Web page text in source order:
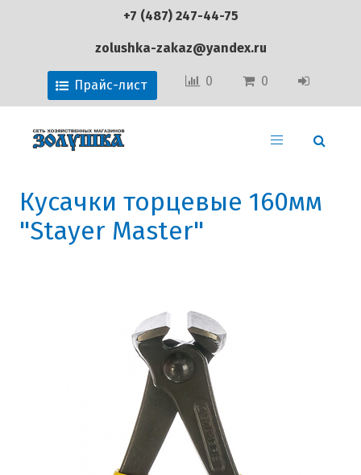
+7 (487) 247-44-75
zolushka-zakaz@yandex.ru
Прайс-лист 0 0
Кусачки торцевые 160мм
"Stayer Master"